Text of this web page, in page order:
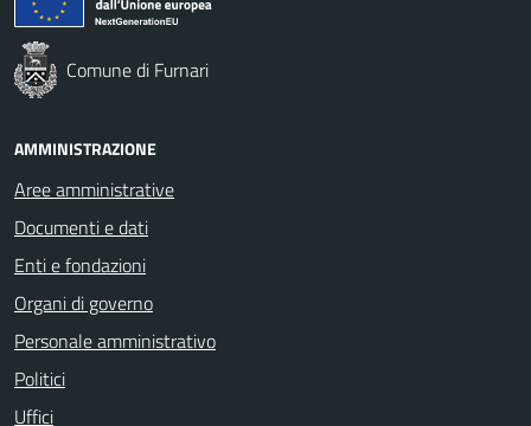
Comune di Furnari
AMMINISTRAZIONE
Aree amministrative
Documenti e dati
Enti e fondazioni
Organi di governo
Personale amministrativo
Politici
Uffici